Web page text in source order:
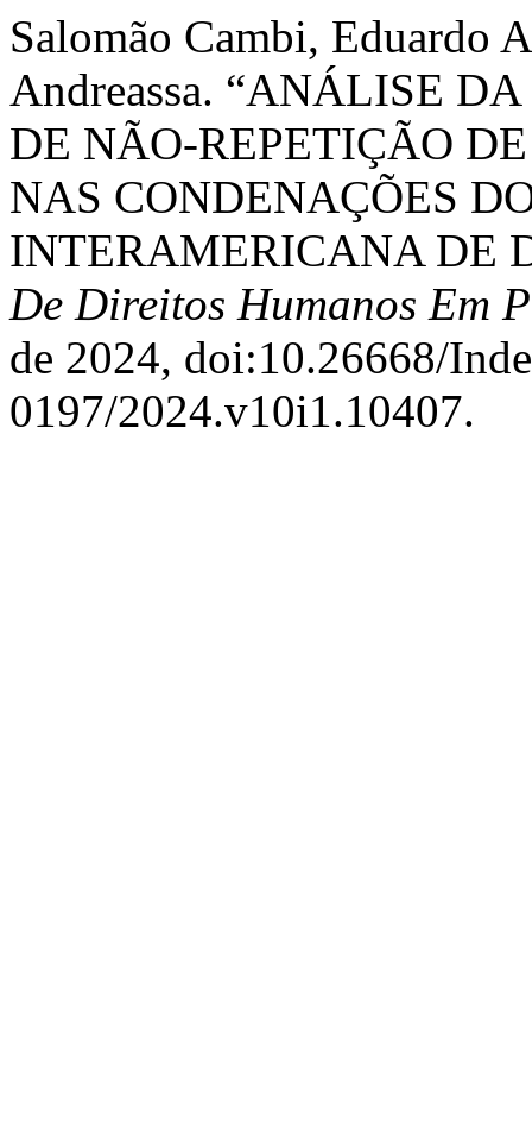
Salomão Cambi, Eduardo
Andreassa. “ANÁLISE
DE NÃO-REPETIÇÃO
NAS CONDENAÇÕES
INTERAMERICANA DE
De Direitos Humanos Em
de 2024, doi:10.26668/
0197/2024.v10i1.10407.